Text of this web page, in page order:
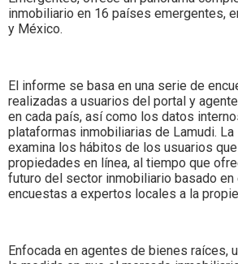
inmobiliario en 16 países emergentes,
y México.
El informe se basa en una serie de
realizadas a usuarios del portal y
en cada país, así como los datos
plataformas inmobiliarias de Lamudi.
examina los hábitos de los usuarios
propiedades en línea, al tiempo que
futuro del sector inmobiliario basado
encuestas a expertos locales a la
Enfocada en agentes de bienes raíces,